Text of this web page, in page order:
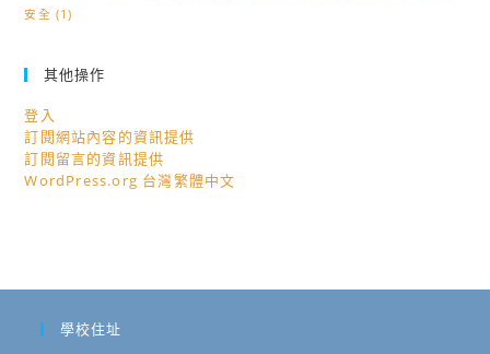
安全 (1)
其他操作
登入
訂閱網站內容的資訊提供
訂閱留言的資訊提供
WordPress.org 台灣繁體中文
學校住址